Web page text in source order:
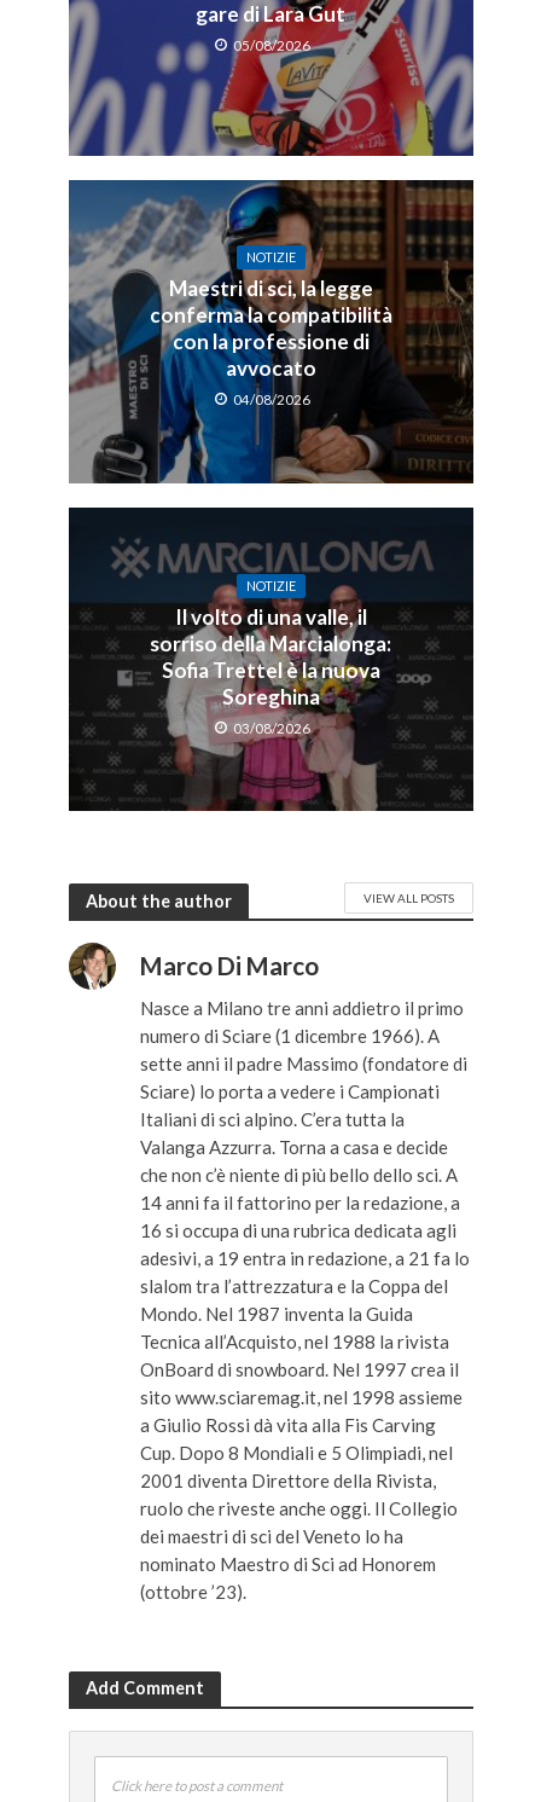
gare di Lara Gut
05/08/2026
NOTIZIE
Maestri di sci, la legge
conferma la compatibilità
con la professione di
avvocato
04/08/2026
NOTIZIE
Il volto di una valle, il
sorriso della Marcialonga:
Sofia Trettel è la nuova
Soreghina
03/08/2026
About the author VIEW ALL POSTS
Marco Di Marco
Nasce a Milano tre anni addietro il primo
numero di Sciare (1 dicembre 1966). A
sette anni il padre Massimo (fondatore di
Sciare) lo porta a vedere i Campionati
Italiani di sci alpino. C’era tutta la
Valanga Azzurra. Torna a casa e decide
che non c’è niente di più bello dello sci. A
14 anni fa il fattorino per la redazione, a
16 si occupa di una rubrica dedicata agli
adesivi, a 19 entra in redazione, a 21 fa lo
slalom tra l’attrezzatura e la Coppa del
Mondo. Nel 1987 inventa la Guida
Tecnica all’Acquisto, nel 1988 la rivista
OnBoard di snowboard. Nel 1997 crea il
sito www.sciaremag.it, nel 1998 assieme
a Giulio Rossi dà vita alla Fis Carving
Cup. Dopo 8 Mondiali e 5 Olimpiadi, nel
2001 diventa Direttore della Rivista,
ruolo che riveste anche oggi. Il Collegio
dei maestri di sci del Veneto lo ha
nominato Maestro di Sci ad Honorem
(ottobre ’23).
Add Comment
Click here to post a comment